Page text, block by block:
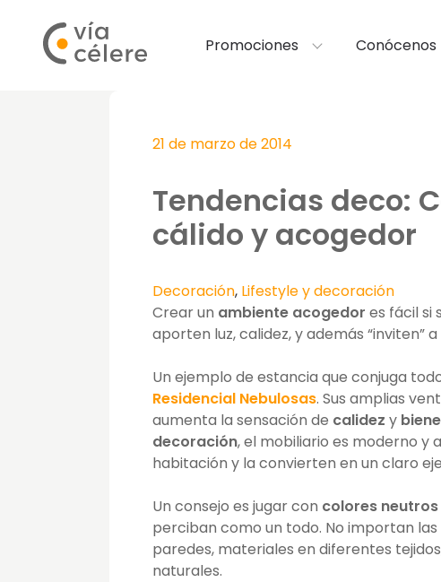
Promociones Conócenos
21 de marzo de 2014
Tendencias deco:
cálido y acogedor
Decoración, Lifestyle y decoración
Crear un ambiente acogedor es fácil si
aporten luz, calidez, y además “inviten”
Un ejemplo de estancia que conjuga
Residencial Nebulosas. Sus amplias
aumenta la sensación de calidez y
decoración, el mobiliario es moderno
habitación y la convierten en un claro
Un consejo es jugar con colores neutros
perciban como un todo. No importan
paredes, materiales en diferentes
naturales.